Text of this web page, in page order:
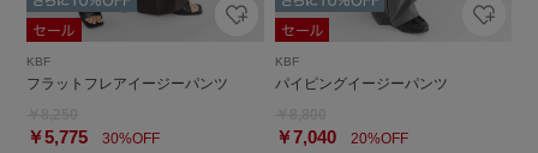
KBF
フラットフレアイージーパンツ
￥5,775 30%OFF
KBF
パイピングイージーパンツ
￥7,04020%OFF